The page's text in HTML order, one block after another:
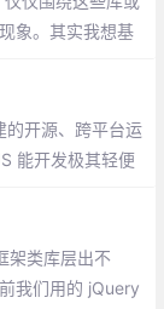
象。其实我想基
。
开源、跨平台运
能开发极其轻便
架类库层出不
我们用的 jQuery